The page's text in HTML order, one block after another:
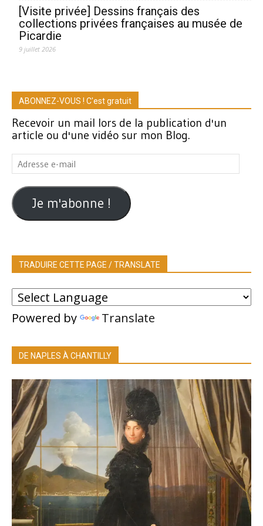
[Visite privée] Dessins français des
collections privées françaises au musée de
Picardie
9 juillet 2026
ABONNEZ-VOUS ! C'est gratuit
Recevoir un mail lors de la publication d'un
article ou d'une vidéo sur mon Blog.
Adresse
e-
mail
Je m'abonne !
TRADUIRE CETTE PAGE / TRANSLATE
Powered by Translate
DE NAPLES À CHANTILLY